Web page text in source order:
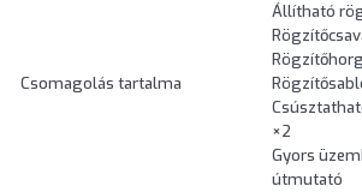
Csomagolás tartalma
Állítható
×2
Gyors
útmutató